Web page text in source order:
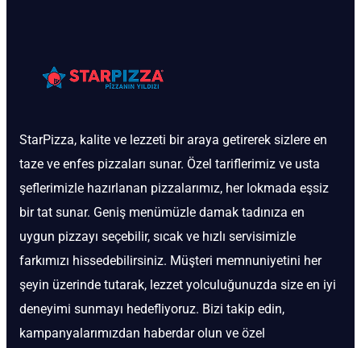
StarPizza, kalite ve lezzeti bir araya getirerek sizlere en
taze ve enfes pizzaları sunar. Özel tariflerimiz ve usta
şeflerimizle hazırlanan pizzalarımız, her lokmada eşsiz
bir tat sunar. Geniş menümüzle damak tadınıza en
uygun pizzayı seçebilir, sıcak ve hızlı servisimizle
farkımızı hissedebilirsiniz. Müşteri memnuniyetini her
şeyin üzerinde tutarak, lezzet yolculuğunuzda size en iyi
deneyimi sunmayı hedefliyoruz. Bizi takip edin,
kampanyalarımızdan haberdar olun ve özel